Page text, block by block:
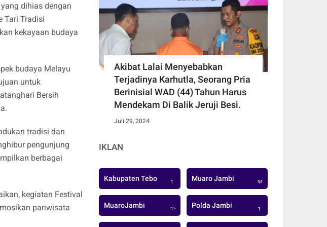
dihias dengan
Tari Tradisi
kekayaan budaya
budaya Melayu
untuk
Bersih
tradisi dan
pengunjung
berbagai
kegiatan Festival
pariwisata
Akibat Lalai Menyebabkan
Terjadinya Karhutla, Seorang Pria
Berinisial WAD (44) Tahun Harus
Mendekam Di Balik Jeruji Besi.
Juli 29, 2024
IKLAN
Kabupaten Tebo 1 Muaro Jambi 906
MuaroJambi 137 Polda Jambi 1